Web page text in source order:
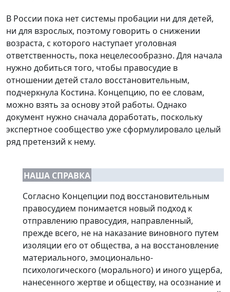
В России пока нет системы пробации ни для детей,
ни для взрослых, поэтому говорить о снижении
возраста, с которого наступает уголовная
ответственность, пока нецелесообразно. Для начала
нужно добиться того, чтобы правосудие в
отношении детей стало восстановительным,
подчеркнула Костина. Концепцию, по ее словам,
можно взять за основу этой работы. Однако
документ нужно сначала доработать, поскольку
экспертное сообщество уже сформулировало целый
ряд претензий к нему.
НАША СПРАВКА
Согласно Концепции под восстановительным
правосудием понимается новый подход к
отправлению правосудия, направленный,
прежде всего, не на наказание виновного путем
изоляции его от общества, а на восстановление
материального, эмоционально-
психологического (морального) и иного ущерба,
нанесенного жертве и обществу, на осознание и